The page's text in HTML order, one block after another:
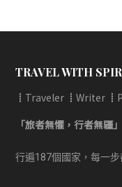
TRAVEL WITH
┋Traveler ┋Writer
「旅者無懼，行者無疆」
行遍187個國家，每一步